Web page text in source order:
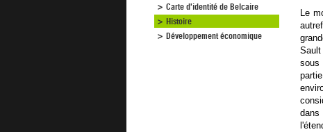
Carte d'identité de Belcaire
Histoire
Développement économique
Le
sous